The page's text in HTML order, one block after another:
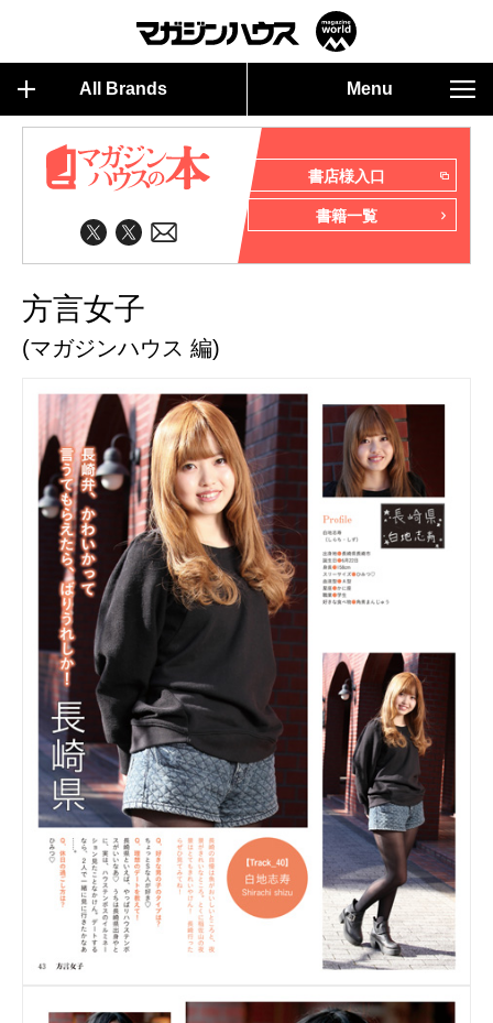
All Brands Menu
書店様入口
書籍一覧
方言女子
(マガジンハウス 編)